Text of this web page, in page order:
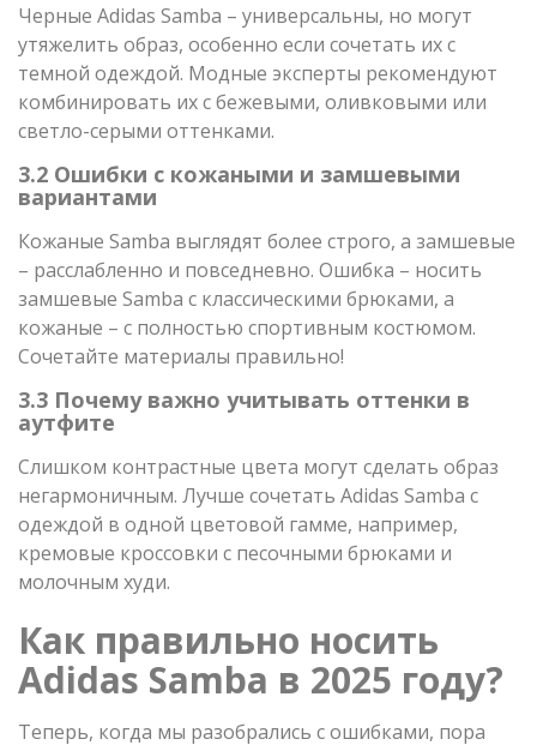
Черные Adidas Samba – универсальны, но могут
утяжелить образ, особенно если сочетать их с
темной одеждой. Модные эксперты рекомендуют
комбинировать их с бежевыми, оливковыми или
светло-серыми оттенками.
3.2 Ошибки с кожаными и замшевыми
вариантами
Кожаные Samba выглядят более строго, а замшевые
– расслабленно и повседневно. Ошибка – носить
замшевые Samba с классическими брюками, а
кожаные – с полностью спортивным костюмом.
Сочетайте материалы правильно!
3.3 Почему важно учитывать оттенки в
аутфите
Слишком контрастные цвета могут сделать образ
негармоничным. Лучше сочетать Adidas Samba с
одеждой в одной цветовой гамме, например,
кремовые кроссовки с песочными брюками и
молочным худи.
Как правильно носить
Adidas Samba в 2025 году?
Теперь, когда мы разобрались с ошибками, пора